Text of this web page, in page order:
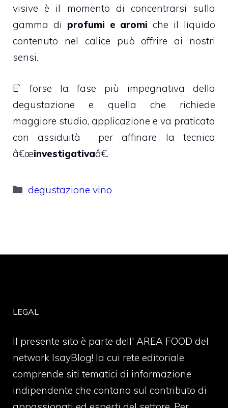
visive è il momento di concentrarsi sulla
gamma di profumi e aromiche il liquido
contenuto nel calice può offrire ai nostri
sensi.
E` forse la fase più impegnativa della
degustazione e quella che richiede
maggiore studio, applicazione e va praticata
con assiduità per affinare la tecnica
â€œinvestigativaâ€.
Categorie
degustazione vino
LEGAL
Il presente sito è parte dell' AREA FOOD del
network IsayBlog! la cui rete editoriale
comprende siti tematici di informazione
indipendente che contano sul contributo di